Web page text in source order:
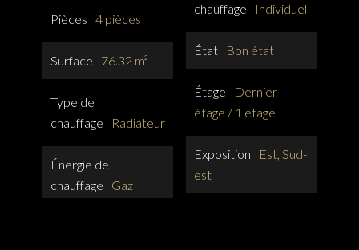
Pièces 4 pièces
Surface 76.32 m²
Type de
chauffage
Radiateur
Énergie de
chauffage
Gaz
chauffage
Individuel
État Bon état
Étage
Dernier
étage / 1 étage
Exposition
Est, Sud-
est